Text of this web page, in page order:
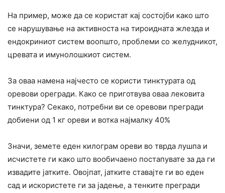
На пример, може да се користат кај состојби како што
се нарушување на активноста на тироидната жлезда и
ендокриниот систем воопшто, проблеми со желудникот,
цревата и имунолошкиот систем.
За оваа намена најчесто се користи тинктурата од
оревови орегради. Како се приготвува оваа лековита
тинктура? Секако, потребни ви се оревови прегради
добиени од 1 кг ореви и вотка најмалку 40%
Значи, земете еден килограм ореви во тврда лушпа и
исчистете ги како што вообичаено постапувате за да ги
извадите јатките. Овојпат, јатките ставајте ги во еден
сад и искористете ги за јадење, а тенките прегради